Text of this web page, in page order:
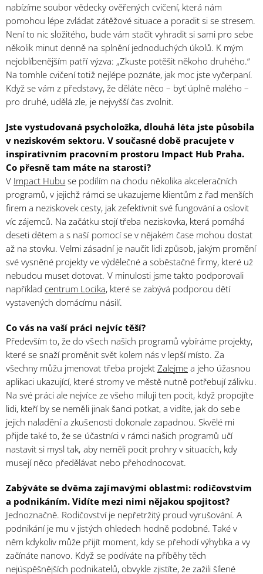
nabízíme soubor vědecky ověřených cvičení, která nám
pomohou lépe zvládat zátěžové situace a poradit si se stresem.
Není to nic složitého, bude vám stačit vyhradit si sami pro sebe
několik minut denně na splnění jednoduchých úkolů. K mým
nejoblíbenějším patří výzva: „Zkuste potěšit někoho druhého.“
Na tomhle cvičení totiž nejlépe poznáte, jak moc jste vyčerpaní.
Když se vám z představy, že děláte něco – byť úplně malého –
pro druhé, udělá zle, je nejvyšší čas zvolnit.
Jste vystudovaná psycholožka, dlouhá léta jste působila
v neziskovém sektoru. V současné době pracujete v
inspirativním pracovním prostoru Impact Hub Praha.
Co přesně tam máte na starosti?
V Impact Hubu se podílím na chodu několika akceleračních
programů, v jejichž rámci se ukazujeme klientům z řad menších
firem a neziskovek cesty, jak zefektivnit své fungování a oslovit
víc zájemců. Na začátku stojí třeba neziskovka, která pomáhá
deseti dětem a s naší pomocí se v nějakém čase mohou dostat
až na stovku. Velmi zásadní je naučit lidi způsob, jakým promění
své vysněné projekty ve výdělečné a soběstačné firmy, které už
nebudou muset dotovat. V minulosti jsme takto podporovali
napříkladcentrum Locika, které se zabývá podporou dětí
vystavených domácímu násilí.
Co vás na vaší práci nejvíc těší?
Především to, že do všech našich programů vybíráme projekty,
které se snaží proměnit svět kolem nás v lepší místo. Za
všechny můžu jmenovat třeba projekt Zalejme a jeho úžasnou
aplikaci ukazující, které stromy ve městě nutně potřebují zálivku.
Na své práci ale nejvíce ze všeho miluji ten pocit, když propojíte
lidi, kteří by se neměli jinak šanci potkat, a vidíte, jak do sebe
jejich naladění a zkušenosti dokonale zapadnou. Skvělé mi
přijde také to, že se účastníci v rámci našich programů učí
nastavit si mysl tak, aby neměli pocit prohry v situacích, kdy
musejí něco předělávat nebo přehodnocovat.
Zabýváte se dvěma zajímavými oblastmi: rodičovstvím
a podnikáním. Vidíte mezi nimi nějakou spojitost?
Jednoznačně. Rodičovství je nepřetržitý proud vyrušování. A
podnikání je mu v jistých ohledech hodně podobné. Také v
něm kdykoliv může přijít moment, kdy se přehodí výhybka a vy
začínáte nanovo. Když se podíváte na příběhy těch
nejúspěšnějších podnikatelů, obvykle zjistíte, že zažili šílené